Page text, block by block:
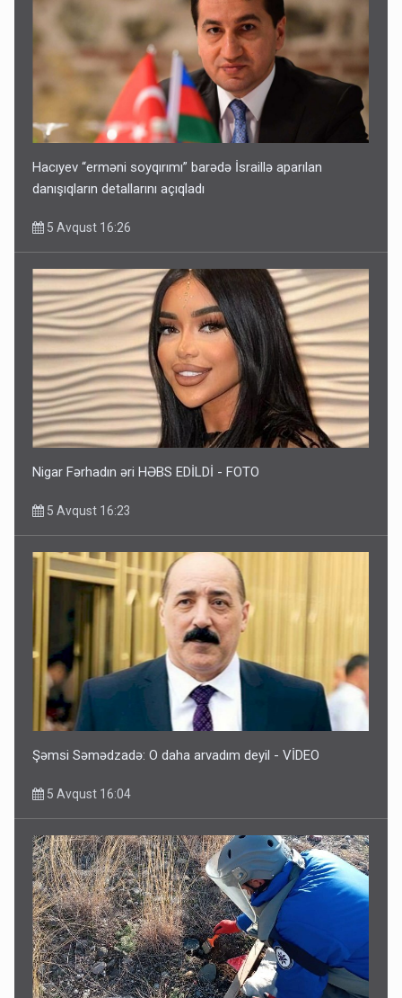
Hacıyev “erməni soyqırımı” barədə İsraillə aparılan
danışıqların detallarını açıqladı
5 Avqust 16:26
Nigar Fərhadın əri HƏBS EDİLDİ - FOTO
5 Avqust 16:23
Şəmsi Səmədzadə: O daha arvadım deyil - VİDEO
5 Avqust 16:04